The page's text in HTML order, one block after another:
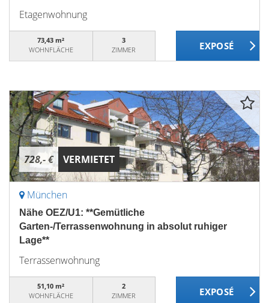
Etagenwohnung
73,43 m²
WOHNFLÄCHE
3
ZIMMER
728,- € VERMIETET
München
Nähe OEZ/U1: **Gemütliche
Garten-/Terrassenwohnung in absolut ruhiger
Lage**
Terrassenwohnung
51,10 m²
WOHNFLÄCHE
2
ZIMMER